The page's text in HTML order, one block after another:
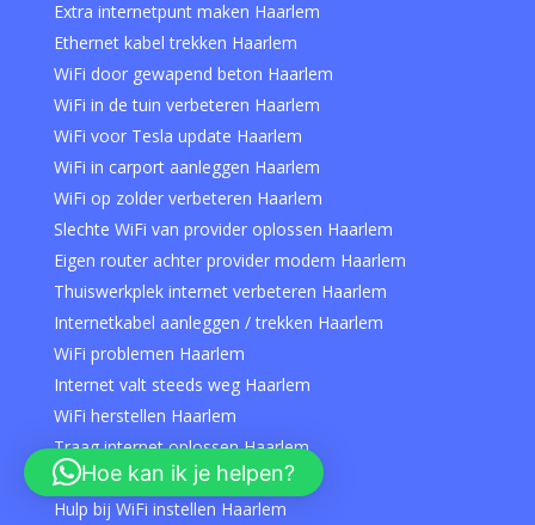
Extra internetpunt maken Haarlem
Ethernet kabel trekken Haarlem
WiFi door gewapend beton Haarlem
WiFi in de tuin verbeteren Haarlem
WiFi voor Tesla update Haarlem
WiFi in carport aanleggen Haarlem
WiFi op zolder verbeteren Haarlem
Slechte WiFi van provider oplossen Haarlem
Eigen router achter provider modem Haarlem
Thuiswerkplek internet verbeteren Haarlem
Internetkabel aanleggen / trekken Haarlem
WiFi problemen Haarlem
Internet valt steeds weg Haarlem
WiFi herstellen Haarlem
Traag internet oplossen Haarlem
WiFi specialist Haarlem
Hulp bij WiFi instellen Haarlem
Hoe kan ik je helpen?